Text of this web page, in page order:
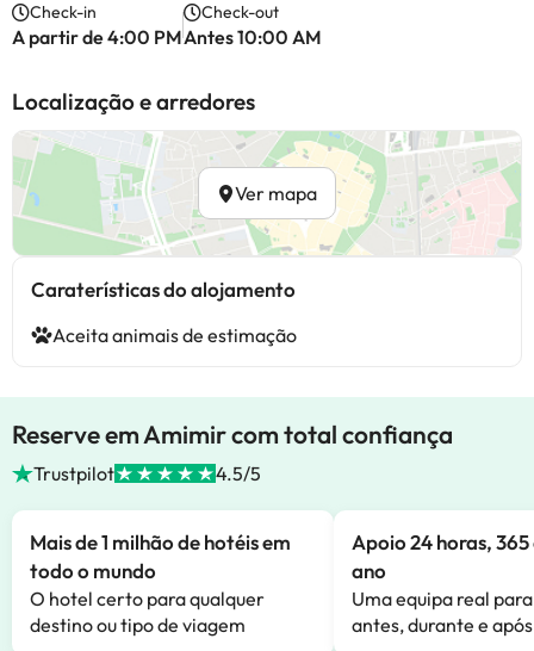
Check-in
A partir de 4:00 PM
Check-out
Antes 10:00 AM
Localização e arredores
Ver mapa
Caraterísticas do alojamento
Aceita animais de estimação
Reserve em Amimir com total confiança
Trustpilot 4.5/5
Mais de 1 milhão de hotéis em
todo o mundo
O hotel certo para qualquer
destino ou tipo de viagem
Apoio 24 horas,
ano
Uma equipa real
antes, durante e